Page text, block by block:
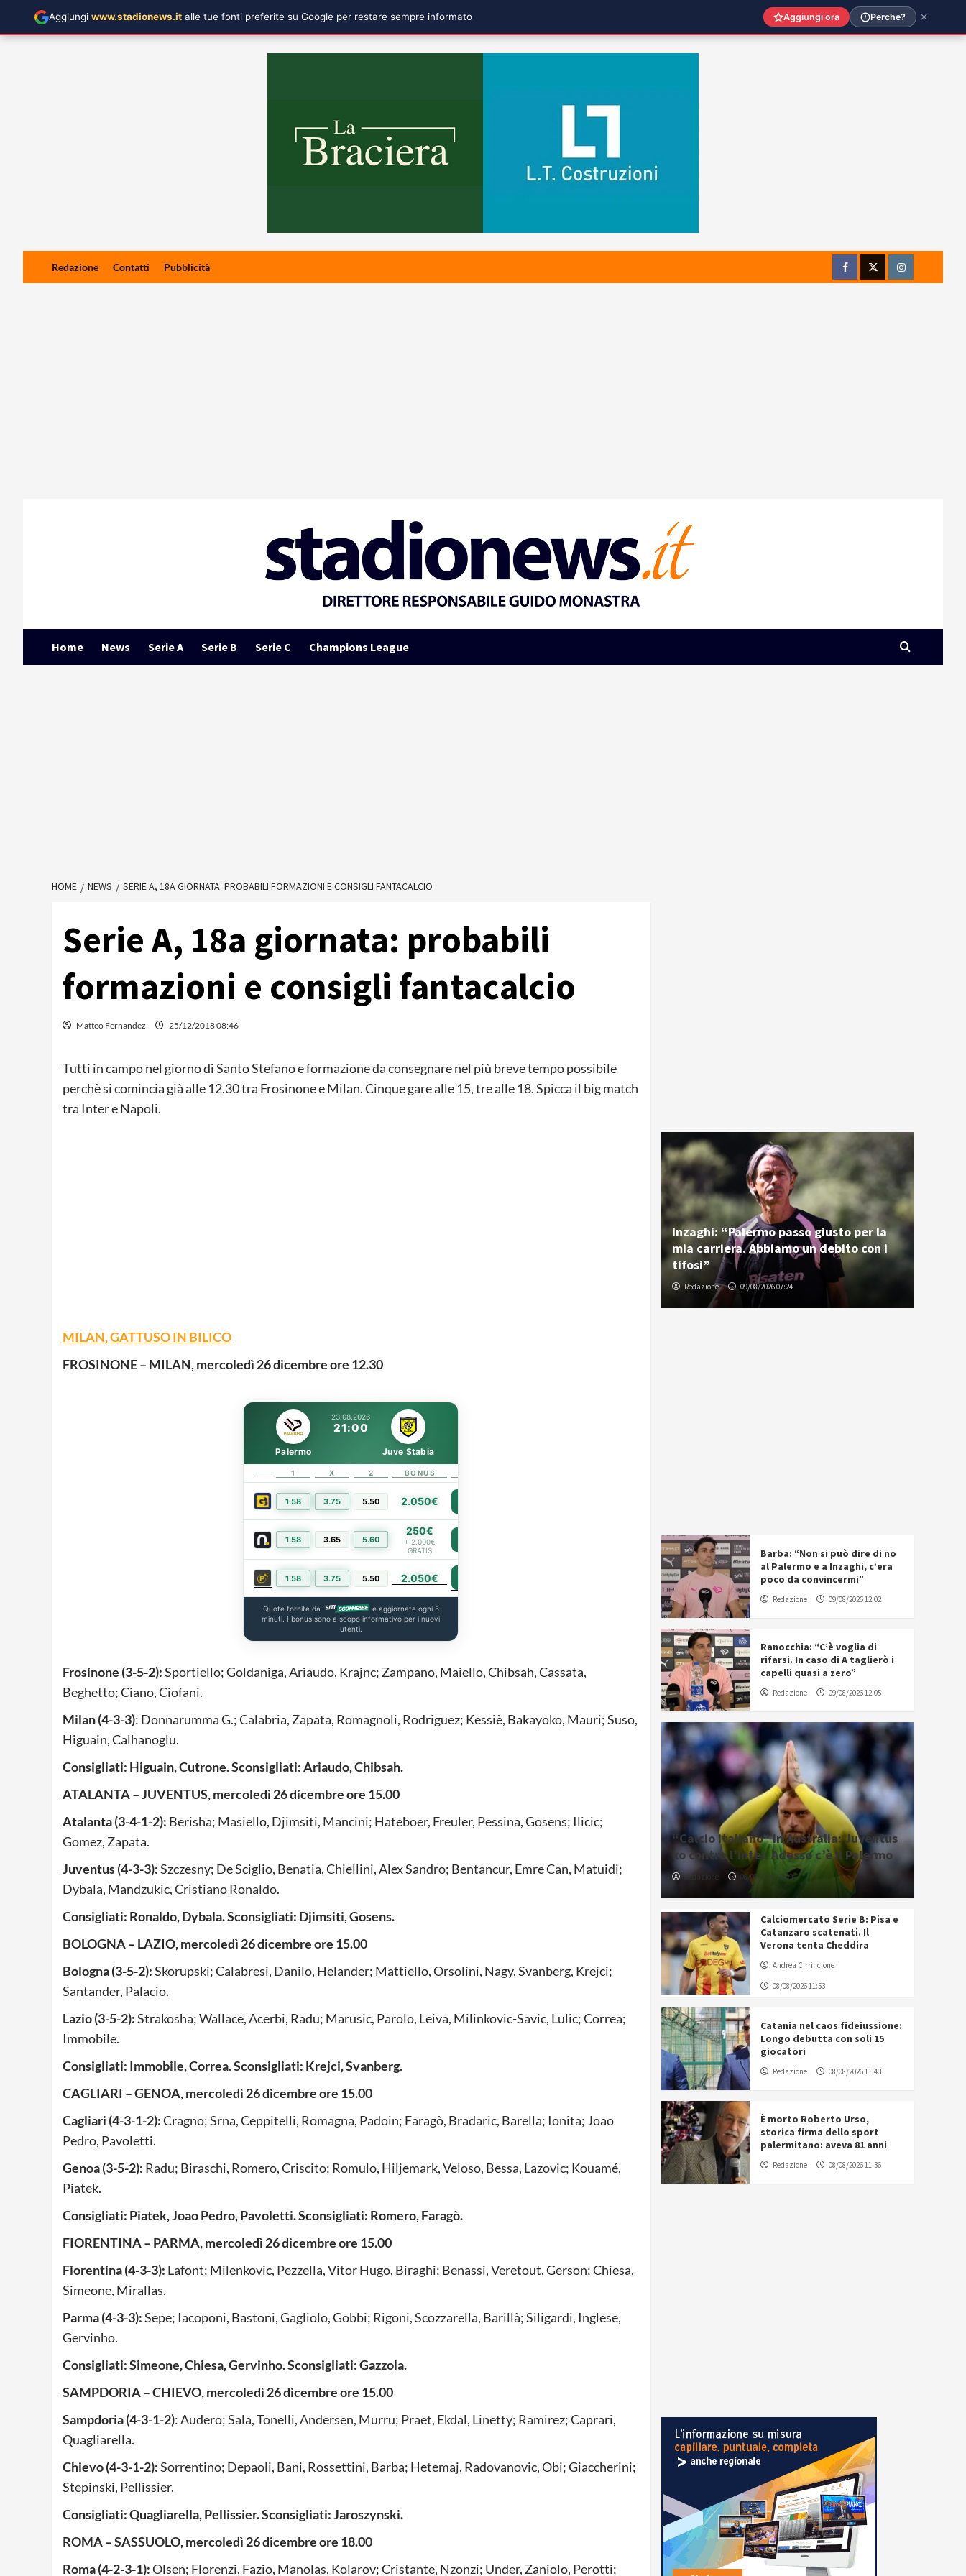
Redazione Contatti Pubblicità
FacebookTwitterInstagram
Home News Serie A Serie B Serie C Champions League
HOME NEWS SERIE A, 18A GIORNATA: PROBABILI FORMAZIONI E CONSIGLI FANTACALCIO
Serie A, 18a giornata: probabili
formazioni e consigli fantacalcio
Matteo Fernandez 25/12/2018 08:46
Tutti in campo nel giorno di Santo Stefano e formazione da consegnare nel più breve tempo possibile
perchè si comincia già alle 12.30 tra Frosinone e Milan. Cinque gare alle 15, tre alle 18. Spicca il big match
tra Inter e Napoli.
MILAN, GATTUSO IN BILICO
FROSINONE – MILAN, mercoledì 26 dicembre ore 12.30
23.08.2026
21:00
Palermo Juve Stabia
1 X 2 BONUS
1.58 3.75 5.50 2.050€
1.58 3.65 5.60
250€
+ 2.000€
GRATIS
1.58 3.75 5.50 2.050€
Quote fornite da
e aggiornate ogni 5
minuti. I bonus sono a scopo informativo per i nuovi
utenti.
Frosinone (3-5-2):Sportiello; Goldaniga, Ariaudo, Krajnc; Zampano, Maiello, Chibsah, Cassata,
Beghetto; Ciano, Ciofani.
Milan (4-3-3): Donnarumma G.; Calabria, Zapata, Romagnoli, Rodriguez; Kessiè, Bakayoko, Mauri; Suso,
Higuain,Calhanoglu.
Consigliati: Higuain, Cutrone. Sconsigliati: Ariaudo, Chibsah.
ATALANTA – JUVENTUS, mercoledì 26 dicembre ore 15.00
Atalanta (3-4-1-2): Berisha; Masiello, Djimsiti, Mancini; Hateboer, Freuler, Pessina, Gosens; Ilicic;
Gomez, Zapata.
Juventus (4-3-3):Szczesny; De Sciglio, Benatia, Chiellini, Alex Sandro; Bentancur, Emre Can, Matuidi;
Dybala, Mandzukic, Cristiano Ronaldo.
Consigliati: Ronaldo, Dybala. Sconsigliati: Djimsiti, Gosens.
BOLOGNA – LAZIO, mercoledì 26 dicembre ore 15.00
Bologna (3-5-2):Skorupski; Calabresi, Danilo, Helander; Mattiello, Orsolini, Nagy, Svanberg, Krejci;
Santander, Palacio.
Lazio (3-5-2):Strakosha; Wallace, Acerbi, Radu; Marusic, Parolo, Leiva, Milinkovic-Savic, Lulic; Correa;
Immobile.
Consigliati: Immobile, Correa. Sconsigliati: Krejci, Svanberg.
CAGLIARI – GENOA, mercoledì 26 dicembre ore 15.00
Cagliari (4-3-1-2):Cragno; Srna, Ceppitelli, Romagna, Padoin; Faragò, Bradaric, Barella; Ionita; Joao
Pedro, Pavoletti.
Genoa (3-5-2): Radu; Biraschi, Romero, Criscito; Romulo, Hiljemark, Veloso, Bessa, Lazovic; Kouamé,
Piatek.
Consigliati: Piatek, Joao Pedro, Pavoletti. Sconsigliati: Romero, Faragò.
FIORENTINA – PARMA, mercoledì 26 dicembre ore 15.00
Fiorentina (4-3-3): Lafont; Milenkovic, Pezzella, Vitor Hugo, Biraghi; Benassi, Veretout, Gerson; Chiesa,
Simeone, Mirallas.
Parma (4-3-3):Sepe; Iacoponi, Bastoni, Gagliolo, Gobbi; Rigoni, Scozzarella, Barillà; Siligardi, Inglese,
Gervinho.
Consigliati: Simeone, Chiesa, Gervinho. Sconsigliati: Gazzola.
SAMPDORIA – CHIEVO, mercoledì 26 dicembre ore 15.00
Sampdoria (4-3-1-2): Audero; Sala, Tonelli, Andersen, Murru; Praet, Ekdal, Linetty; Ramirez; Caprari,
Quagliarella.
Chievo (4-3-1-2):Sorrentino; Depaoli, Bani, Rossettini, Barba; Hetemaj, Radovanovic, Obi; Giaccherini;
Stepinski, Pellissier.
Consigliati: Quagliarella, Pellissier. Sconsigliati: Jaroszynski.
ROMA – SASSUOLO, mercoledì 26 dicembre ore 18.00
Roma (4-2-3-1):Olsen; Florenzi, Fazio, Manolas, Kolarov; Cristante, Nzonzi; Under, Zaniolo, Perotti;
Inzaghi: “Palermo passo giusto per la
mia carriera. Abbiamo un debito con i
tifosi”
Redazione 09/08/2026 07:24
Barba: “Non si può dire di no
al Palermo e a Inzaghi, c’era
poco da convincermi”
Redazione 09/08/2026 12:02
Ranocchia: “C’è voglia di
rifarsi. In caso di A taglierò i
capelli quasi a zero”
Redazione 09/08/2026 12:05
“Calcio italiano” in Australia: Juventus
ko contro l’Inter. Adesso c’è il Palermo
Redazione 08/08/2026 16:09
Calciomercato Serie B: Pisa e
Catanzaro scatenati. Il
Verona tenta Cheddira
Andrea Cirrincione
08/08/2026 11:53
Catania nel caos fideiussione:
Longo debutta con soli 15
giocatori
Redazione 08/08/2026 11:43
È morto Roberto Urso,
storica firma dello sport
palermitano: aveva 81 anni
Redazione 08/08/2026 11:36
Aggiungi www.stadionews.it alle tue fonti preferite su Google per restare sempre informato Aggiungi ora Perche?